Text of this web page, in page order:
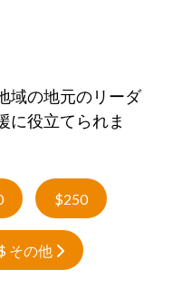
域の地元のリーダ
に役立てられま
$250
その他